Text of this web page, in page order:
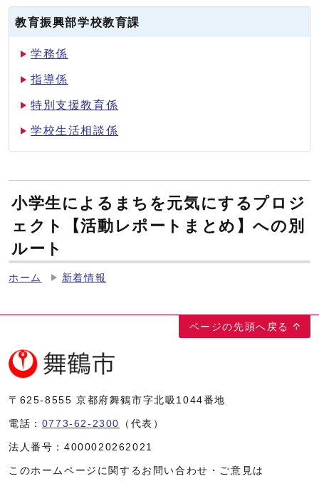
教育振興部学校教育課
学務係
指導係
特別支援教育係
学校生活相談係
小学生によるまちを元気にするプロジ
ェクト【活動レポートまとめ】への別
ルート
ホーム 新着情報
ページの先頭へ戻る
〒625-8555 京都府舞鶴市字北吸1044番地
電話： 0773-62-2300 （代表）
法人番号： 4000020262021
このホームページに関するお問い合わせ・ご意見は